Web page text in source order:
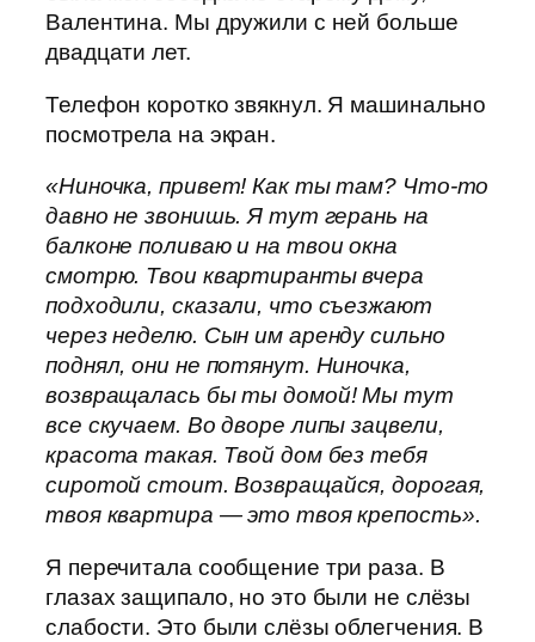
Валентина. Мы дружили с ней больше
двадцати лет.
Телефон коротко звякнул. Я машинально
посмотрела на экран.
«Ниночка, привет! Как ты там? Что-то
давно не звонишь. Я тут герань на
балконе поливаю и на твои окна
смотрю. Твои квартиранты вчера
подходили, сказали, что съезжают
через неделю. Сын им аренду сильно
поднял, они не потянут. Ниночка,
возвращалась бы ты домой! Мы тут
все скучаем. Во дворе липы зацвели,
красота такая. Твой дом без тебя
сиротой стоит. Возвращайся, дорогая,
твоя квартира — это твоя крепость».
Я перечитала сообщение три раза. В
глазах защипало, но это были не слёзы
слабости. Это были слёзы облегчения. В